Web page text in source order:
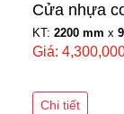
Cửa nhựa
KT: 2200 mm x
Giá:
Chi tiết